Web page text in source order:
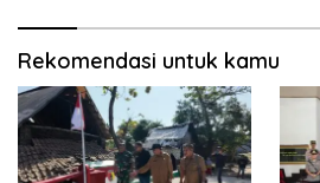
Rekomendasi untuk kamu